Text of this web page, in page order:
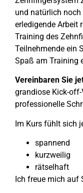
und natürlich
erledigende Arbeit
Training des
Teilnehmende ein
Spaß am Training
Vereinbaren Sie
grandiose Kick-
professionelle
Im Kurs fühlt sich
spannend
kurzweilig
rätselhaft
Ich freue mich auf